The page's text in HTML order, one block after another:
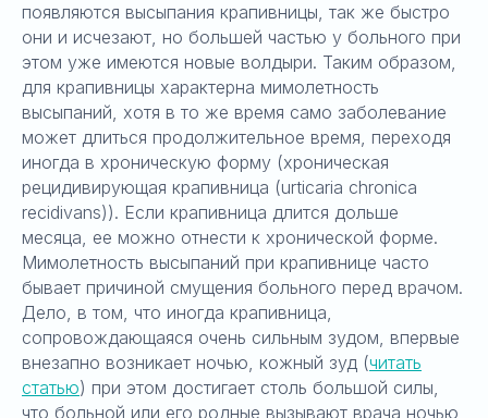
появляются высыпания крапивницы, так же быстро
они и исчезают, но большей частью у больного при
этом уже имеются новые волдыри. Таким образом,
для крапивницы характерна мимолетность
высыпаний, хотя в то же время само заболевание
может длиться продолжительное время, переходя
иногда в хроническую форму (хроническая
рецидивирующая крапивница (urticaria chronica
recidivans)). Если крапивница длится дольше
месяца, ее можно отнести к хронической форме.
Мимолетность высыпаний при крапивнице часто
бывает причиной смущения больного перед врачом.
Дело, в том, что иногда крапивница,
сопровождающаяся очень сильным зудом, впервые
внезапно возникает ночью, кожный зуд (читать
статью) при этом достигает столь большой силы,
что больной или его родные вызывают врача ночью